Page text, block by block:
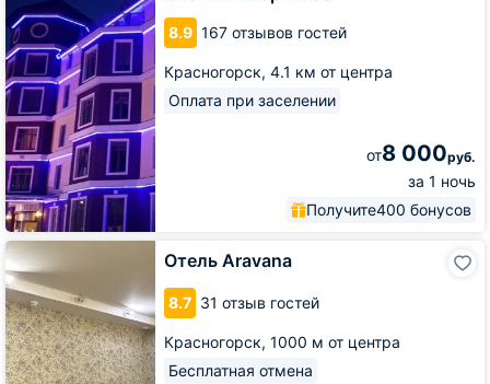
8.9 167 отзывов гостей
Красногорск, 4.1 км от центра
Оплата при заселении
от8 000руб.
за 1 ночь
Получите400 бонусов
Отель Aravana
8.7 31 отзыв гостей
Красногорск, 1000 м от центра
Бесплатная отмена
Отель
Aravana